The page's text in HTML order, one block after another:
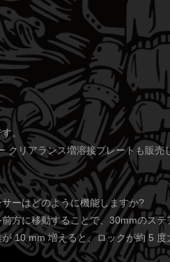
。
クリアランス増溶接プレートも販売
ーはどのように機能しますか?
方に移動することで、30mmのス
10 mm 増えると、ロックが約 5